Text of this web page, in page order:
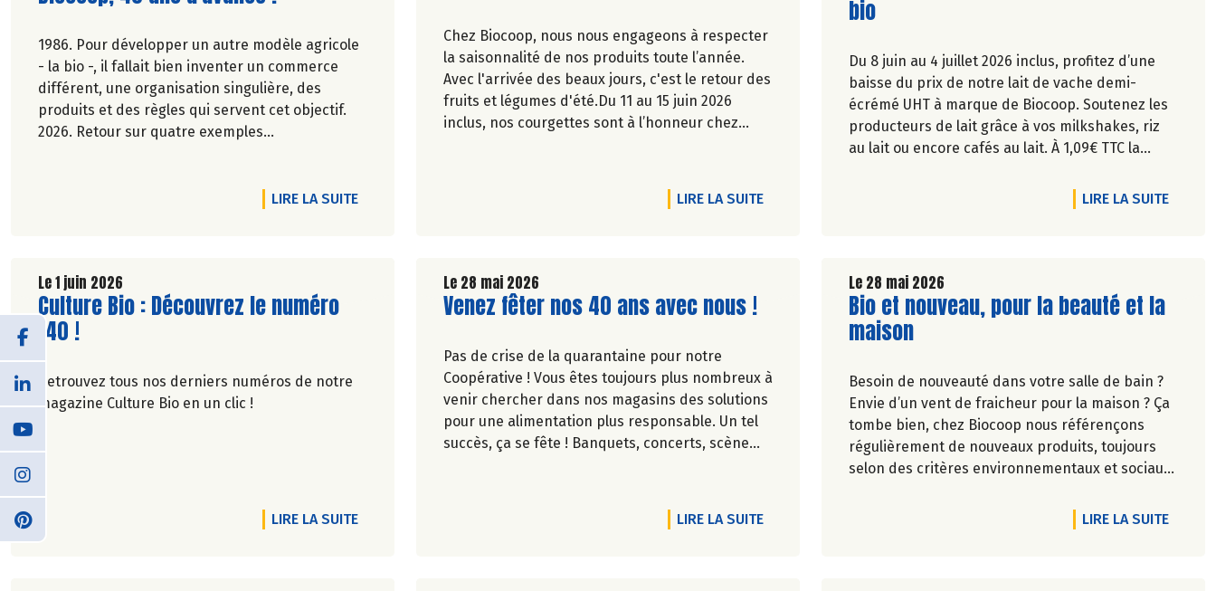
1986. Pour développer un autre modèle agricole
- la bio -, il fallait bien inventer un commerce
différent, une organisation singulière, des
produits et des règles qui servent cet objectif.
2026. Retour sur quatre exemples
LIRE LA SUITEDE L'ARTICLE BIOCOOP, 40 ANS D'AVANCE !
Chez Biocoop, nous nous engageons à respecter
la saisonnalité de nos produits toute l’année.
Avec l'arrivée des beaux jours, c'est le retour des
fruits et légumes d'été.Du 11 au 15 juin 2026
inclus, nos courgettes sont à l’honneur chez
LIRE LA SUITEDE L'ARTICLE BIENVENUE À LA COURGETTE !
bio
Du 8 juin au 4 juillet 2026 inclus, profitez d’une
baisse du prix de notre lait de vache demi-
écrémé UHT à marque de Biocoop. Soutenez les
producteurs de lait grâce à vos milkshakes, riz
au lait ou encore cafés au lait. À 1,09€ TTC la
LIRE LA SUITEDE
Le 1 juin 2026
Lire la suite de l'article
Culture Bio : Découvrez le numéro
140 !
Retrouvez tous nos derniers numéros de notre
magazine Culture Bio en un clic !
LIRE LA SUITEDE L'ARTICLE CULTURE BIO : DÉCOUVREZ LE NUMÉRO 140 !
Le 28 mai 2026
Lire la suite de l'article
Venez fêter nos 40 ans avec nous !
Pas de crise de la quarantaine pour notre
Coopérative ! Vous êtes toujours plus nombreux à
venir chercher dans nos magasins des solutions
pour une alimentation plus responsable. Un tel
succès, ça se fête ! Banquets, concerts, scène
LIRE LA SUITEDE L'ARTICLE VENEZ FÊTER NOS 40 ANS AVEC NOUS !
Le 28 mai 2026
Lire la suite de l'article
Bio et nouveau, pour la beauté et la
maison
Besoin de nouveauté dans votre salle de bain ?
Envie d’un vent de fraicheur pour la maison ? Ça
tombe bien, chez Biocoop nous référençons
régulièrement de nouveaux produits, toujours
selon des critères environnementaux et sociaux
Une nouvelle marque rejoint nos rayons et vous
allez l'adorer ! Faites de la place pour Bénécos !
LIRE LA SUITEDE